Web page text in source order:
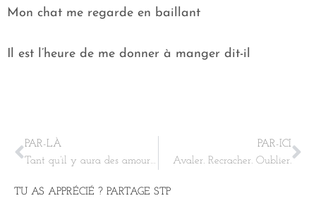
Mon chat me regarde en baillant
Il est l’heure de me donner à manger dit-il
PAR-LÀ
Tant qu’il y aura des amoureux
PAR-ICI
Avaler. Recracher. Oublier.
TU AS APPRÉCIÉ ? PARTAGE STP